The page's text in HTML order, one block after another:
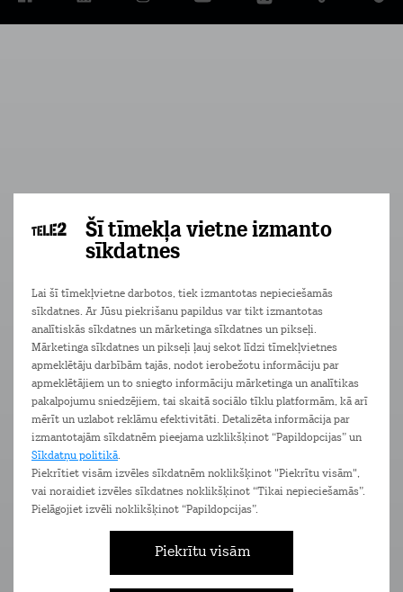
Šī tīmekļa vietne izmanto
sīkdatnes
Lai šī tīmekļvietne darbotos, tiek izmantotas nepieciešamās
sīkdatnes. Ar Jūsu piekrišanu papildus var tikt izmantotas
analītiskās sīkdatnes un mārketinga sīkdatnes un pikseļi.
Mārketinga sīkdatnes un pikseļi ļauj sekot līdzi tīmekļvietnes
apmeklētāju darbībām tajās, nodot ierobežotu informāciju par
apmeklētājiem un to sniegto informāciju mārketinga un analītikas
pakalpojumu sniedzējiem, tai skaitā sociālo tīklu platformām, kā arī
mērīt un uzlabot reklāmu efektivitāti. Detalizēta informācija par
izmantotajām sīkdatnēm pieejama uzklikšķinot “Papildopcijas” un
Sīkdatņu politikā.
Piekrītiet visām izvēles sīkdatnēm noklikšķinot "Piekrītu visām",
vai noraidiet izvēles sīkdatnes noklikšķinot “Tikai nepieciešamās”.
Pielāgojiet izvēli noklikšķinot “Papildopcijas”.
Piekrītu visām